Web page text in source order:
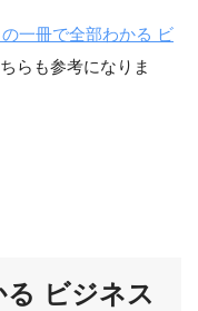
一冊で全部わかる ビ
らも参考になりま
る ビジネス